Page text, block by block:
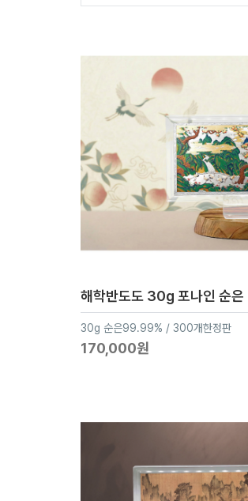
해학반도도 30g 포나인 순은
30g 순은99.99% / 300개한정판
170,000원